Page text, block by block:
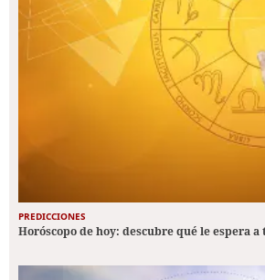
PREDICCIONES
Horóscopo de hoy: descubre qué le espera a